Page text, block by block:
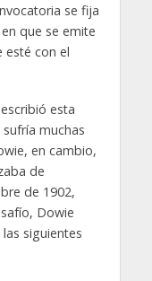
se fija
que se emite
esté con el
esta
muchas
en cambio,
de
de 1902,
Dowie
siguientes